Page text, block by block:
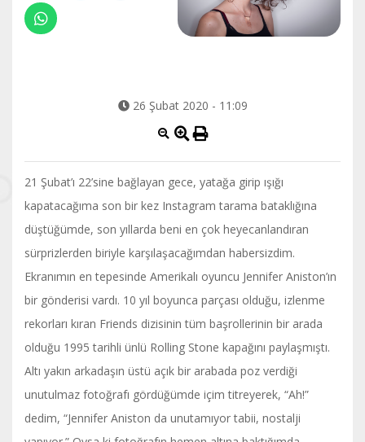
26 Şubat 2020 - 11:09
21 Şubat’ı 22’sine bağlayan gece, yatağa girip ışığı
kapatacağıma son bir kez Instagram tarama bataklığına
düştüğümde, son yıllarda beni en çok heyecanlandıran
sürprizlerden biriyle karşılaşacağımdan habersizdim.
Ekranımın en tepesinde Amerikalı oyuncu Jennifer Aniston’ın
bir gönderisi vardı. 10 yıl boyunca parçası olduğu, izlenme
rekorları kıran Friends dizisinin tüm başrollerinin bir arada
olduğu 1995 tarihli ünlü Rolling Stone kapağını paylaşmıştı.
Altı yakın arkadaşın üstü açık bir arabada poz verdiği
unutulmaz fotoğrafı gördüğümde içim titreyerek, “Ah!”
dedim, “Jennifer Aniston da unutamıyor tabii, nostalji